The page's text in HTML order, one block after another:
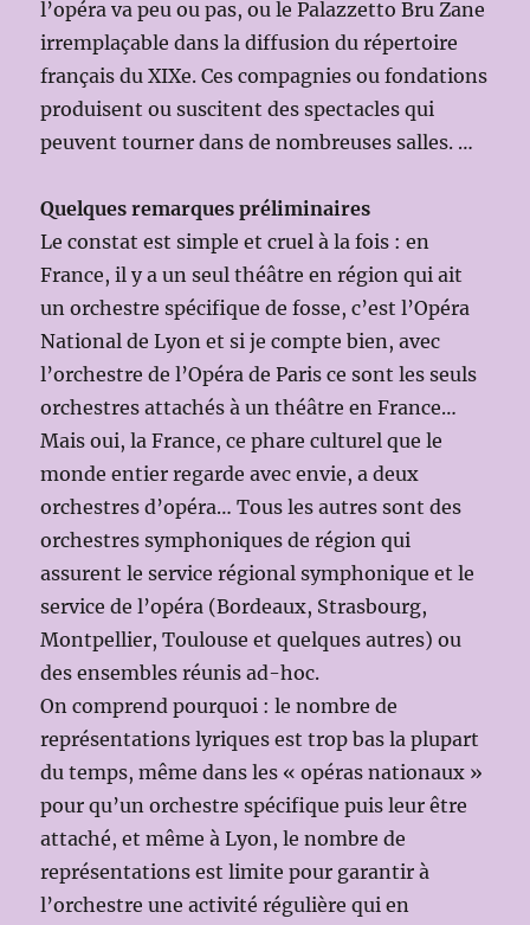
l’opéra va peu ou pas, ou le Palazzetto Bru Zane
irremplaçable dans la diffusion du répertoire
français du XIXe. Ces compagnies ou fondations
produisent ou suscitent des spectacles qui
peuvent tourner dans de nombreuses salles. …
Quelques remarques préliminaires
Le constat est simple et cruel à la fois : en
France, il y a un seul théâtre en région qui ait
un orchestre spécifique de fosse, c’est l’Opéra
National de Lyon et si je compte bien, avec
l’orchestre de l’Opéra de Paris ce sont les seuls
orchestres attachés à un théâtre en France…
Mais oui, la France, ce phare culturel que le
monde entier regarde avec envie, a deux
orchestres d’opéra… Tous les autres sont des
orchestres symphoniques de région qui
assurent le service régional symphonique et le
service de l’opéra (Bordeaux, Strasbourg,
Montpellier, Toulouse et quelques autres) ou
des ensembles réunis ad-hoc.
On comprend pourquoi : le nombre de
représentations lyriques est trop bas la plupart
du temps, même dans les « opéras nationaux »
pour qu’un orchestre spécifique puis leur être
attaché, et même à Lyon, le nombre de
représentations est limite pour garantir à
l’orchestre une activité régulière qui en